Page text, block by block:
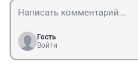
Гость
Войти